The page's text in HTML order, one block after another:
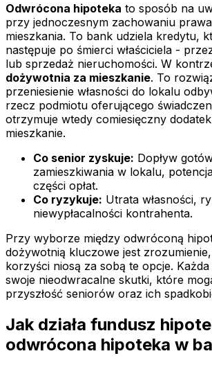
Odwrócona hipoteka to sposób na
przy jednoczesnym zachowaniu prawa
mieszkania. To bank udziela kredytu,
następuje po śmierci właściciela -
lub sprzedaż nieruchomości. W
dożywotnia za mieszkanie. To
przeniesienie własności do lokalu
rzecz podmiotu oferującego
otrzymuje wtedy comiesięczny
mieszkanie.
Co senior zyskuje: Dopływ
zamieszkiwania w lokalu,
części opłat.
Co ryzykuje: Utrata własności,
niewypłacalności kontrahenta.
Przy wyborze między odwróconą
dożywotnią kluczowe jest
korzyści niosą za sobą te opcje.
swoje nieodwracalne skutki, które
przyszłość seniorów oraz ich
Jak działa fundusz
odwrócona hipoteka w